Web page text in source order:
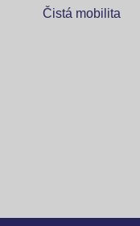
Čistá mobilita